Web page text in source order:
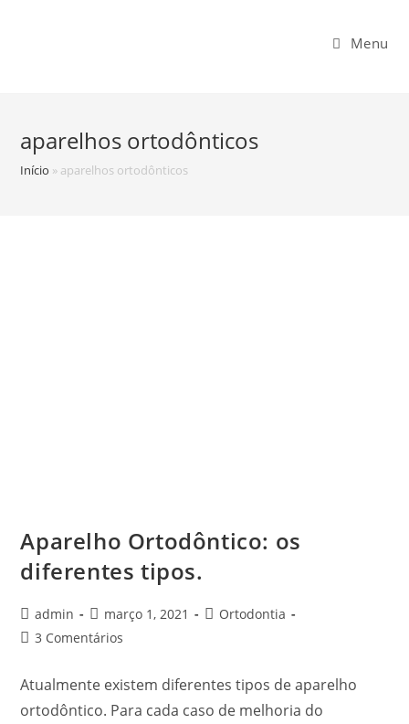
Menu
aparelhos ortodônticos
Início » aparelhos ortodônticos
Aparelho Ortodôntico: os
diferentes tipos.
admin março 1, 2021
Ortodontia
3 Comentários
Atualmente existem diferentes tipos de aparelho
ortodôntico. Para cada caso de melhoria do